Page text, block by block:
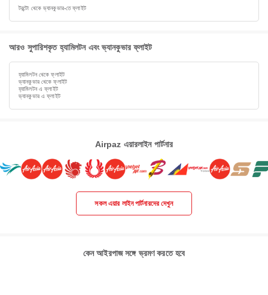
টরন্টো থেকে ভ্যানকুভার-তে ফ্লাইট
আরও সুপারিশকৃত হ্যামিলটন এবং ভ্যানকুভার ফ্লাইট
হ্যামিলটন থেকে ফ্লাইট
ভ্যানকুভার থেকে ফ্লাইট
হ্যামিলটন এ ফ্লাইট
ভ্যানকুভার এ ফ্লাইট
Airpaz এয়ারলাইন পার্টনার
সকল এয়ার লাইন পার্টনারদের দেখুন
কেন আইরপাজ সঙ্গে ভ্রমণ করতে হবে